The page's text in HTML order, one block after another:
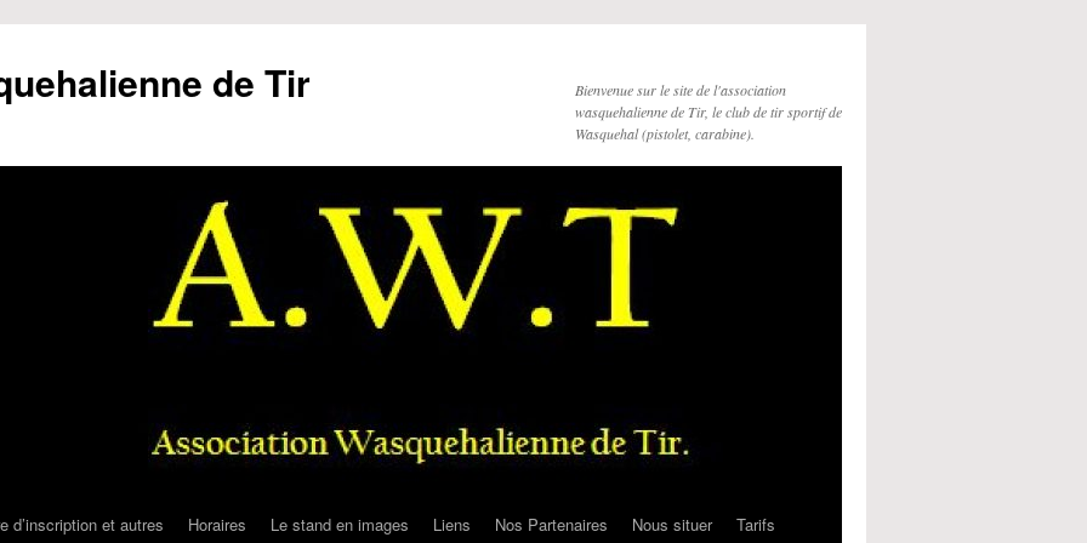
de Tir
Bienvenue sur le site de l'association
wasquehalienne de Tir, le club de tir sportif de
Wasquehal (pistolet, carabine).
d’inscription et autres Horaires Le stand en images Liens Nos Partenaires Nous situer Tarifs